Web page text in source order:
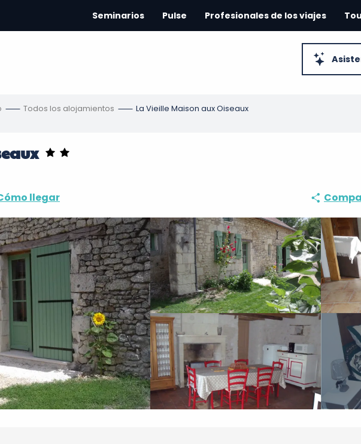
Seminarios Pulse Profesionales de los viajes
Todos los alojamientos La Vieille Maison aux Oiseaux
llegar